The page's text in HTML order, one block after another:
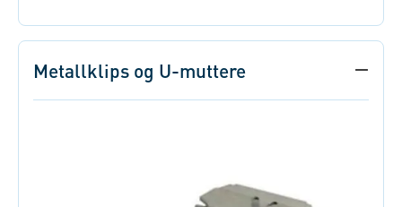
Metallklips og U-muttere